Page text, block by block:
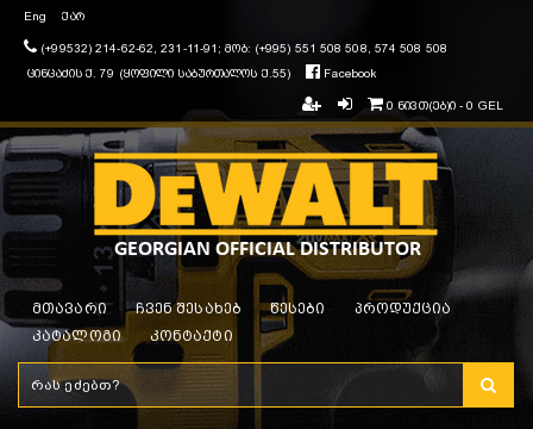
Eng ქარ
(+99532) 214-62-62, 231-11-91; მობ: (+995) 551 508 508, 574 508 508
ცინცაძის ქ. 79 (ყოფილი საბურთალოს ქ.55)
Facebook
0 ნივთ(ებ)ი - 0 GEL
მთავარი ჩვენ შესახებ წესები
პროდუქცია
კატალოგი
კონტაქტი